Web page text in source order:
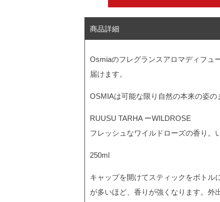
商品詳細
Osmiaのフレグランスアロマディフュ
届けます。
OSMIAは可能な限り自然の本来の姿
RUUSU TARHA ーWILDROSE
フレッシュなワイルドローズの香り。
250ml
キャップを開けてスティックをボトル
が多いほど、香りが強くなります。外